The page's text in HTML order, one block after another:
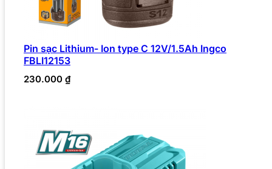
Pin sạc Lithium- Ion type C 12V/1.5Ah Ingco
FBLI12153
230.000 ₫